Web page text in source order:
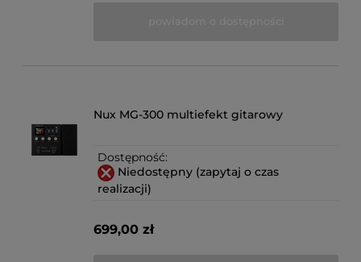
Nux MG-300 multiefekt gitarowy
Dostępność:
Niedostępny (zapytaj o czas
realizacji)
699,00 zł